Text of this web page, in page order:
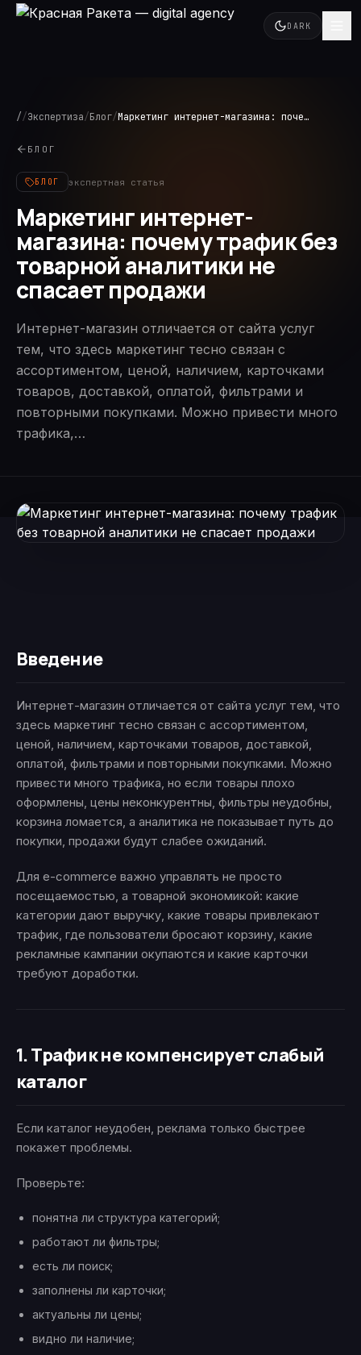
DARK
//Экспертиза/Блог/ Маркетинг интернет-магазина: почему трафик без товарной аналитики не спасает продажи
БЛОГ
БЛОГ экспертная статья
Маркетинг интернет-
магазина: почему трафик без
товарной аналитики не
спасает продажи
Интернет-магазин отличается от сайта услуг
тем, что здесь маркетинг тесно связан с
ассортиментом, ценой, наличием, карточками
товаров, доставкой, оплатой, фильтрами и
повторными покупками. Можно привести много
трафика,…
Введение
Интернет-магазин отличается от сайта услуг тем, что
здесь маркетинг тесно связан с ассортиментом,
ценой, наличием, карточками товаров, доставкой,
оплатой, фильтрами и повторными покупками. Можно
привести много трафика, но если товары плохо
оформлены, цены неконкурентны, фильтры неудобны,
корзина ломается, а аналитика не показывает путь до
покупки, продажи будут слабее ожиданий.
Для e-commerce важно управлять не просто
посещаемостью, а товарной экономикой: какие
категории дают выручку, какие товары привлекают
трафик, где пользователи бросают корзину, какие
рекламные кампании окупаются и какие карточки
требуют доработки.
1. Трафик не компенсирует слабый
каталог
Если каталог неудобен, реклама только быстрее
покажет проблемы.
Проверьте:
понятна ли структура категорий;
работают ли фильтры;
есть ли поиск;
заполнены ли карточки;
актуальны ли цены;
видно ли наличие;